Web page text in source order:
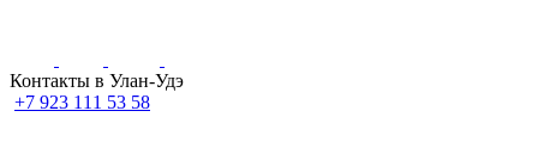
Контакты в Улан-Удэ
+7 923 111 53 58